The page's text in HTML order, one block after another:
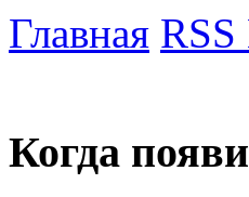
Главная
Когда